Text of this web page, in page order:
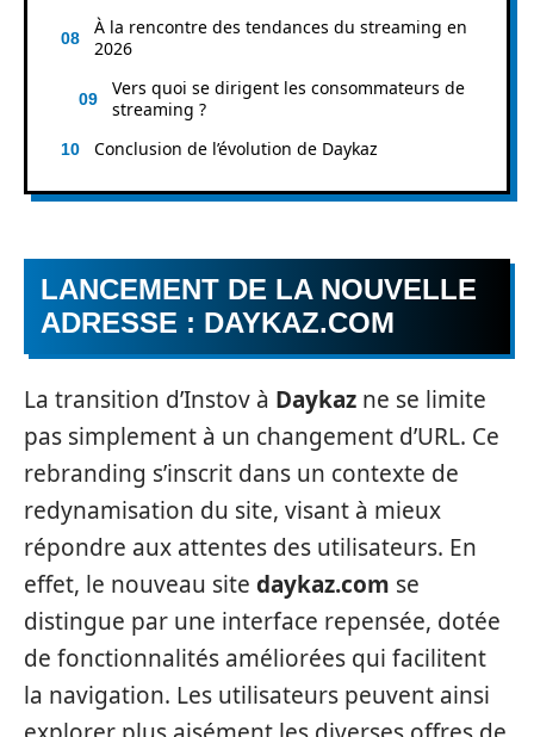
À la rencontre des tendances du streaming en
2026
Vers quoi se dirigent les consommateurs de
streaming ?
Conclusion de l’évolution de Daykaz
LANCEMENT DE LA NOUVELLE
ADRESSE : DAYKAZ.COM
La transition d’Instov à Daykaz ne se limite
pas simplement à un changement d’URL. Ce
rebranding s’inscrit dans un contexte de
redynamisation du site, visant à mieux
répondre aux attentes des utilisateurs. En
effet, le nouveau site daykaz.com se
distingue par une interface repensée, dotée
de fonctionnalités améliorées qui facilitent
la navigation. Les utilisateurs peuvent ainsi